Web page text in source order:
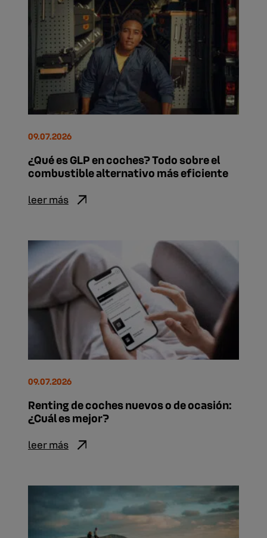
¿Qué es GLP en coches? Todo sobre el
combustible alternativo más eficiente
09.07.2026
leer más
Renting de coches nuevos o de ocasión:
¿Cuál es mejor?
09.07.2026
leer más